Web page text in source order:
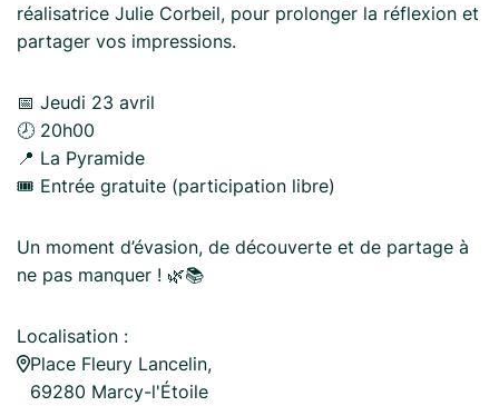
réalisatrice Julie Corbeil, pour prolonger la réflexion et
partager vos impressions.
📅 Jeudi 23 avril
🕗 20h00
📍 La Pyramide
🎟️ Entrée gratuite (participation libre)
Un moment d’évasion, de découverte et de partage à
ne pas manquer ! 🌿📚
Localisation :
Place Fleury Lancelin,
69280 Marcy-l'Étoile